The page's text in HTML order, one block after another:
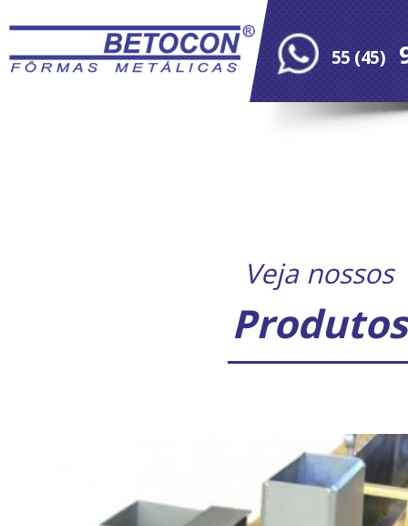
55 (45)
9773
Veja nossos
Produtos